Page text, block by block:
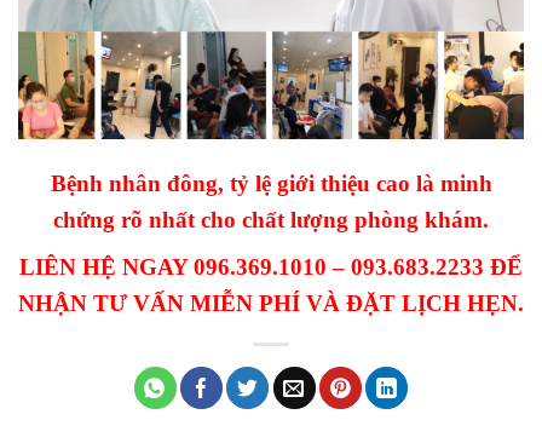
Bệnh nhân đông, tỷ lệ giới thiệu cao là minh
chứng rõ nhất cho chất lượng phòng khám.
LIÊN HỆ NGAY 096.369.1010 – 093.683.2233 ĐỂ
NHẬN TƯ VẤN MIỄN PHÍ VÀ ĐẶT LỊCH HẸN.